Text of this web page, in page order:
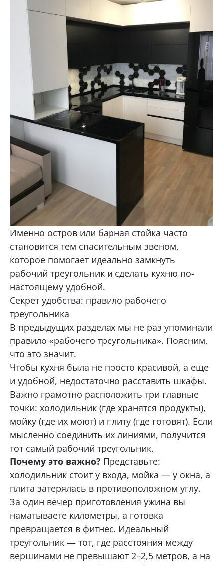
Именно остров или барная стойка часто
становится тем спасительным звеном,
которое помогает идеально замкнуть
рабочий треугольник и сделать кухню по-
настоящему удобной.
Секрет удобства: правило рабочего
треугольника
В предыдущих разделах мы не раз упоминали
правило «рабочего треугольника». Поясним,
что это значит.
Чтобы кухня была не просто красивой, а еще
и удобной, недостаточно расставить шкафы.
Важно грамотно расположить три главные
точки: холодильник (где хранятся продукты),
мойку (где их моют) и плиту (где готовят). Если
мысленно соединить их линиями, получится
тот самый рабочий треугольник.
Почему это важно? Представьте:
холодильник стоит у входа, мойка — у окна, а
плита затерялась в противоположном углу.
За один вечер приготовления ужина вы
наматываете километры, а готовка
превращается в фитнес. Идеальный
треугольник — тот, где расстояния между
вершинами не превышают 2–2,5 метров, а на